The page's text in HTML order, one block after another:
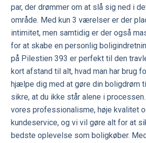
par, der drømmer om at slå sig ned i
område. Med kun 3 værelser er der
intimitet, men samtidig er der også
for at skabe en personlig
på Pilestien 393 er perfekt til den
kort afstand til alt, hvad man har brug
hjælpe dig med at gøre din boligdrøm
sikre, at du ikke står alene i
vores professionalisme, høje kvalitet
kundeservice, og vi vil gøre alt for at
bedste oplevelse som boligkøber.